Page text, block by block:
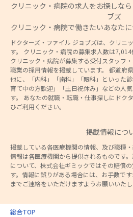
クリニック・病院の求人をお探しな
ブズ
クリニック・病院で働きたいあなた
ドクターズ・ファイル ジョブズは、クリニ
す。 クリニック・病院の募集求人数は
クリニック・病院が募集する受付スタッフ
職業の採用情報を掲載しています。 都道府
他に、「内科」「歯科」「眼科」といった
育て中の方歓迎」「土日祝休み」などの人
す。 あなたの就職・転職・仕事探しにドク
ひご利用ください。
掲載情報につ
掲載している各医療機関の情報、及び職種
情報は各医療機関から提供されるものです
について、株式会社ギミックではその賠償
す。情報に誤りがある場合には、お手数で
までご連絡をいただけますようお願いいたし
総合TOP